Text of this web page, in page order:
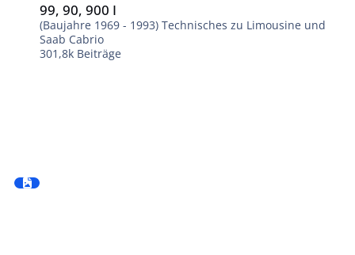
99, 90, 900 I
(Baujahre 1969 - 1993) Technisches zu Limousine und
Saab Cabrio
301,8k Beiträge